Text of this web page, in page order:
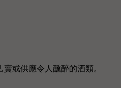
或供應令人醺醉的酒類。